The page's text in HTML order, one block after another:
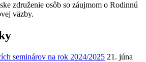
združenie osôb so záujmom o Rodinnú
väzby.
seminárov na rok 2024/2025 21. júna